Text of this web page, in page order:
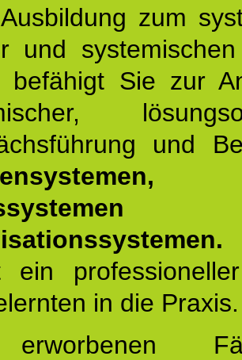
zum
und
befähigt Sie zur
und
ein
in die Praxis.